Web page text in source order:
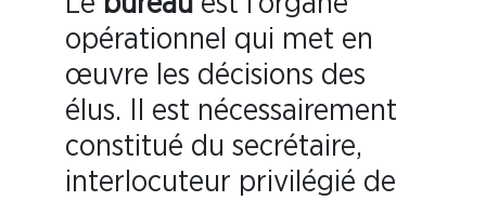
opérationnel qui met en
œuvre les décisions des
élus. Il est nécessairement
constitué du secrétaire,
interlocuteur privilégié de